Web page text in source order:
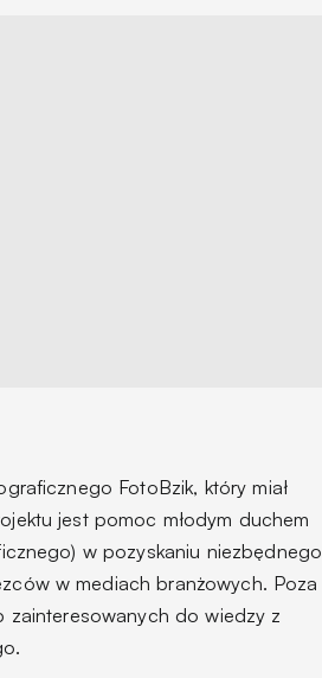
FotoBzik, który miał
jest pomoc młodym duchem
w pozyskaniu niezbędnego
w mediach branżowych. Poza
do wiedzy z